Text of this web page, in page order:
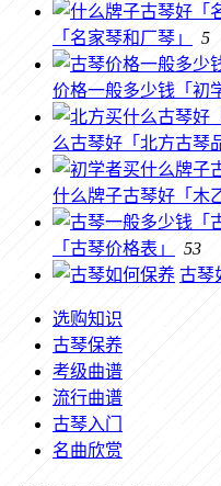
「名家琴和厂琴」
5
价格一般多少钱「初
么古琴好「北方古琴
什么牌子古琴好「木
「古琴价格表」
53
古琴
选购知识
古琴保养
考级曲谱
流行曲谱
古琴入门
名曲欣赏